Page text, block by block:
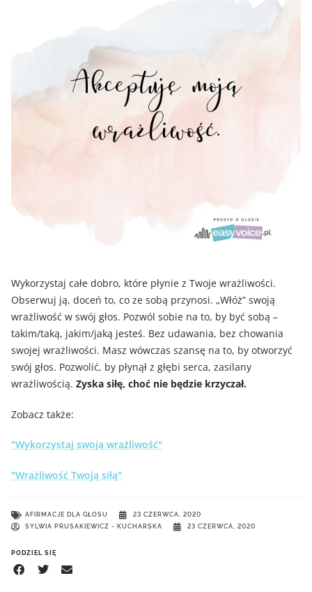
Wykorzystaj całe dobro, które płynie z Twoje wrażliwości.
Obserwuj ją, doceń to, co ze sobą przynosi. „Włóż” swoją
wrażliwość w swój głos. Pozwól sobie na to, by być sobą –
takim/taką, jakim/jaką jesteś. Bez udawania, bez chowania
swojej wrażliwości. Masz wówczas szansę na to, by otworzyć
swój głos. Pozwolić, by płynął z głębi serca, zasilany
wrażliwością. Zyska siłę, choć nie będzie krzyczał.
Zobacz także:
"Wykorzystaj swoją wrażliwość"
"Wrażliwość Twoją siłą"
AFIRMACJE DLA GŁOSU
23 CZERWCA, 2020
SYLWIA PRUSAKIEWICZ - KUCHARSKA
23 CZERWCA, 2020
PODZIEL SIĘ